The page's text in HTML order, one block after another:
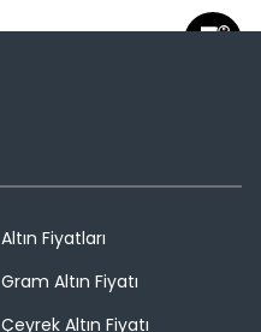
Altın Fiyatları
Gram Altın Fiyatı
Çeyrek Altın Fiyatı